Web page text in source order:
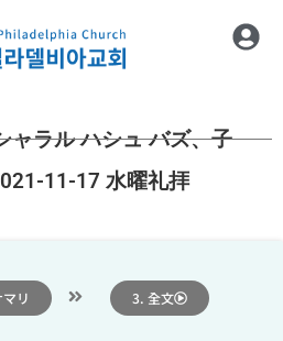
ャラル ハシュ バズ、子
11-17 水曜礼拝
リ 3. 全文